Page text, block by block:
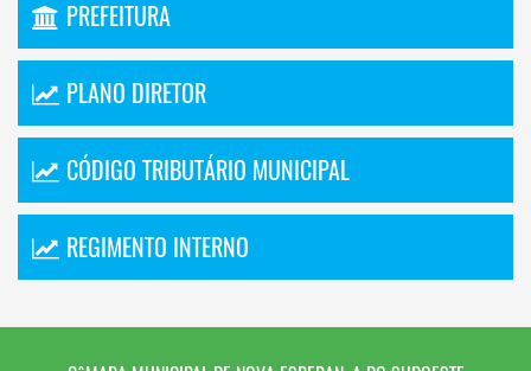
PREFEITURA
PLANO DIRETOR
CÓDIGO TRIBUTÁRIO MUNICIPAL
REGIMENTO INTERNO